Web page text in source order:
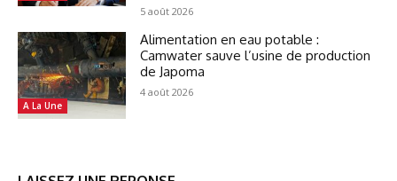
5 août 2026
A La Une
Alimentation en eau potable :
Camwater sauve l’usine de production
de Japoma
4 août 2026